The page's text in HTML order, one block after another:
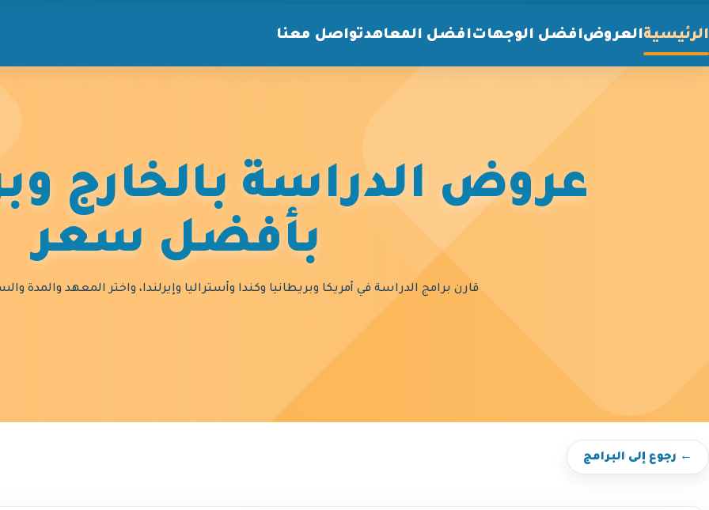
الرئيسيةالعروضافضل الوجهاتافضل المعاهدتواصل معنا
عروض الدراسة بالخارج
بأفضل سعر
قارن برامج الدراسة في أمريكا وبريطانيا وكندا وأستراليا وإيرلندا، واختر المعهد والمدة
← رجوع إلى البرامج